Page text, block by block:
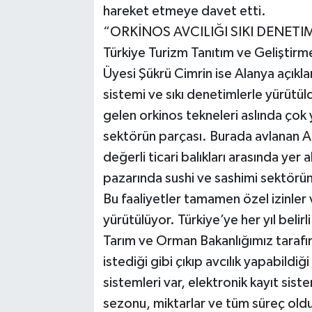
hareket etmeye davet etti.
“ORKİNOS AVCILIĞI SIKI
Türkiye Turizm Tanıtım ve
Üyesi Şükrü Cimrin ise Alanya
sistemi ve sıkı denetimlerle
gelen orkinos tekneleri aslında
sektörün parçası. Burada avlanan
değerli ticari balıkları arasında yer
pazarında sushi ve sashimi
Bu faaliyetler tamamen özel izinler
yürütülüyor. Türkiye’ye her yıl
Tarım ve Orman Bakanlığımız
istediği gibi çıkıp avcılık
sistemleri var, elektronik kayıt
sezonu, miktarlar ve tüm süreç